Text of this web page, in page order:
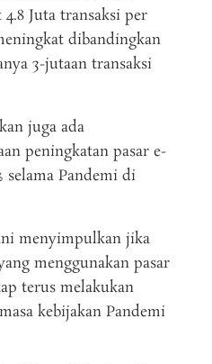
Juta transaksi per
dibandingkan
3-jutaan transaksi
juga ada
peningkatan pasar e-
selama Pandemi di
menyimpulkan jika
menggunakan pasar
terus melakukan
kebijakan Pandemi